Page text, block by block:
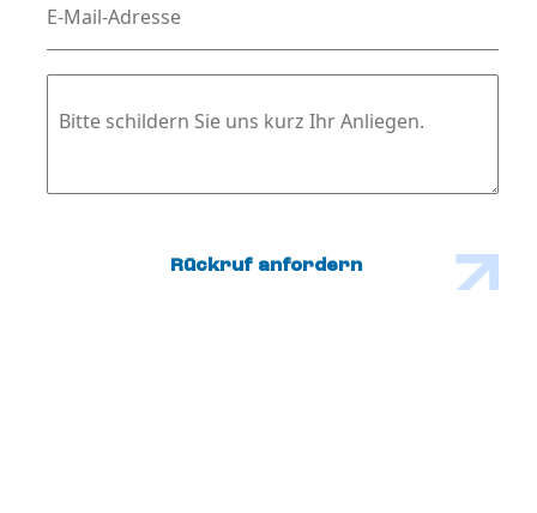
E-Mail-Adresse
Bitte schildern Sie uns kurz Ihr Anliegen.
Rückruf anfordern